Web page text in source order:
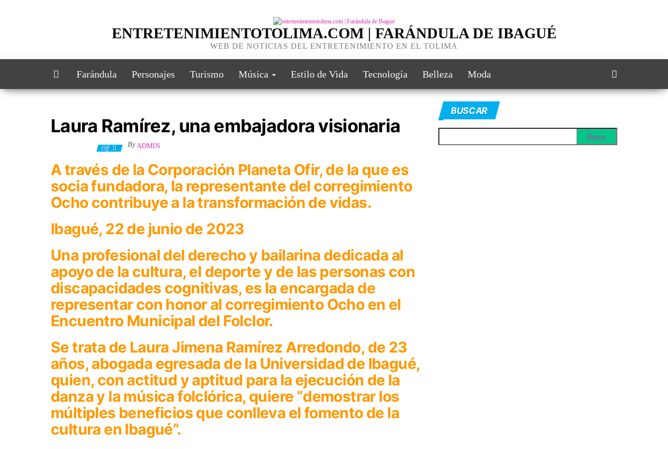
ENTRETENIMIENTOTOLIMA.COM | FARÁNDULA DE IBAGUÉ
WEB DE NOTICIAS DEL ENTRETENIMIENTO EN EL TOLIMA
Farándula Personajes Turismo Música Estilo de Vida Tecnología Belleza Moda
Laura Ramírez, una embajadora visionaria
Off By ADMIN
A través de la Corporación Planeta Ofir, de la que es
socia fundadora, la representante del corregimiento
Ocho contribuye a la transformación de vidas.
Ibagué, 22 de junio de 2023
Una profesional del derecho y bailarina dedicada al
apoyo de la cultura, el deporte y de las personas con
discapacidades cognitivas, es la encargada de
representar con honor al corregimiento Ocho en el
Encuentro Municipal del Folclor.
Se trata de Laura Jimena Ramírez Arredondo, de 23
años, abogada egresada de la Universidad de Ibagué,
quien, con actitud y aptitud para la ejecución de la
danza y la música folclórica, quiere “demostrar los
múltiples beneficios que conlleva el fomento de la
cultura en Ibagué”.
BUSCAR